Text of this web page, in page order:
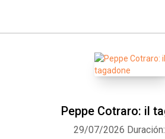
Peppe Cotraro: il
29/07/2026